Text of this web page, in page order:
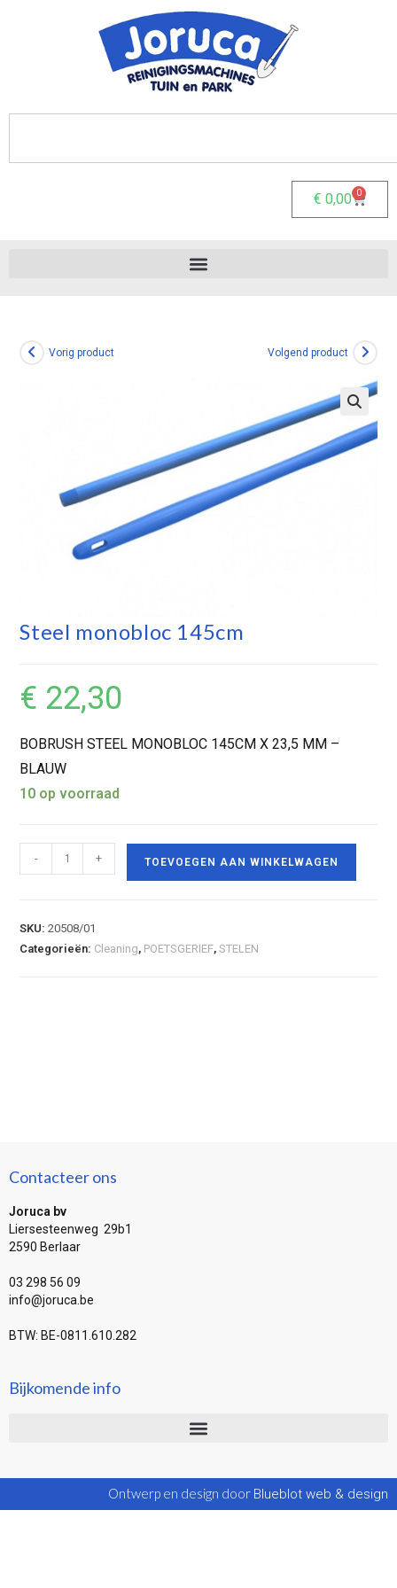
€ 0,00 0
Vorig product Volgend product
Steel monobloc 145cm
€ 22,30
BOBRUSH STEEL MONOBLOC 145CM X 23,5 MM –
BLAUW
10 op voorraad
- + TOEVOEGEN AAN WINKELWAGEN
SKU:20508/01
Categorieën: Cleaning, POETSGERIEF,STELEN
Contacteer ons
Joruca bv
Liersesteenweg 29b1
2590 Berlaar
03 298 56 09
info@joruca.be
BTW: BE-0811.610.282
Bijkomende info
Ontwerp en design door Blueblot web & design